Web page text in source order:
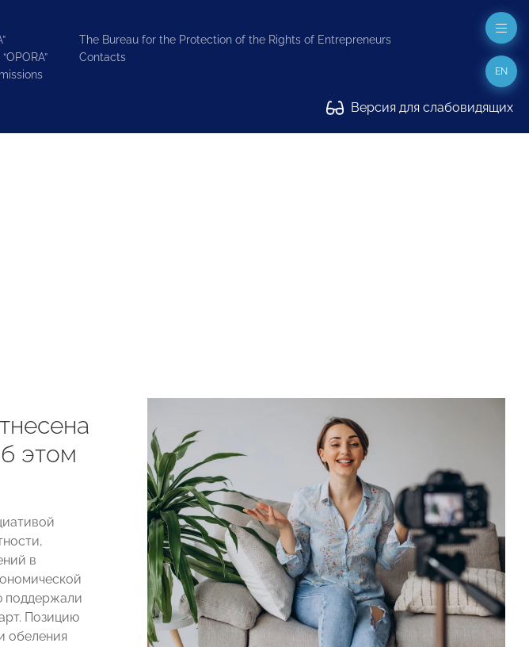
The Bureau for the Protection of the Rights of Entrepreneurs
Contacts
Версия для слабовидящих
EN
этом
в
поддержали
Позицию
обеления